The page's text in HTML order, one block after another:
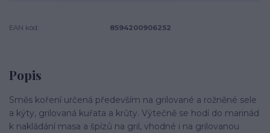
EAN kód: 8594200906252
Popis
Směs koření určená především na grilované a rožněné sele
a kýty, grilovaná kuřata a krůty. Výtečně se hodí do marinád
k nakládání masa a špízů na gril, vhodné i na grilovanou